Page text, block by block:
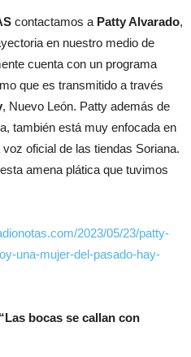
contactamos a Patty Alvarado,
en nuestro medio de
cuenta con un programa
que es transmitido a través
, Nuevo León. Patty además de
también está muy enfocada en
oficial de las tiendas Soriana.
amena plática que tuvimos
2023/05/23/patty-
una-mujer-del-pasado-hay-
bocas se callan con